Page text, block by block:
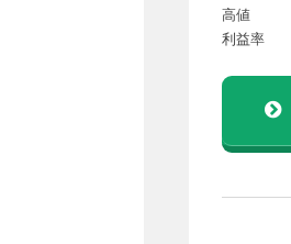
高値
利益率